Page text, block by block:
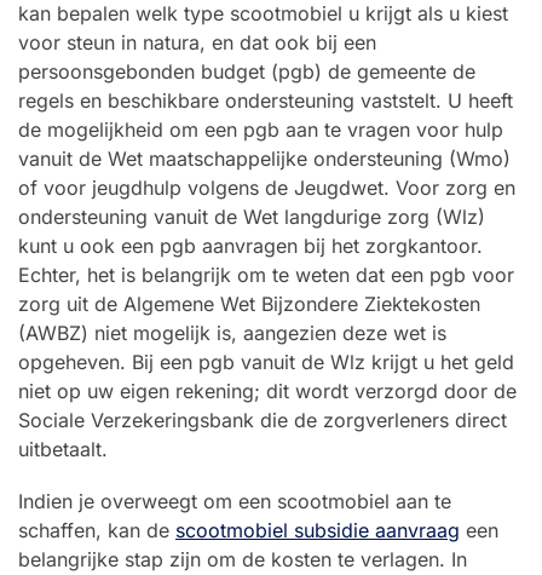
kan bepalen welk type scootmobiel u krijgt als u kiest
voor steun in natura, en dat ook bij een
persoonsgebonden budget (pgb) de gemeente de
regels en beschikbare ondersteuning vaststelt. U heeft
de mogelijkheid om een pgb aan te vragen voor hulp
vanuit de Wet maatschappelijke ondersteuning (Wmo)
of voor jeugdhulp volgens de Jeugdwet. Voor zorg en
ondersteuning vanuit de Wet langdurige zorg (Wlz)
kunt u ook een pgb aanvragen bij het zorgkantoor.
Echter, het is belangrijk om te weten dat een pgb voor
zorg uit de Algemene Wet Bijzondere Ziektekosten
(AWBZ) niet mogelijk is, aangezien deze wet is
opgeheven. Bij een pgb vanuit de Wlz krijgt u het geld
niet op uw eigen rekening; dit wordt verzorgd door de
Sociale Verzekeringsbank die de zorgverleners direct
uitbetaalt.
Indien je overweegt om een scootmobiel aan te
schaffen, kan de scootmobiel subsidie aanvraag een
belangrijke stap zijn om de kosten te verlagen. In